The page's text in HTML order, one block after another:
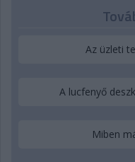
Az üzleti
A lucfenyő
Miben